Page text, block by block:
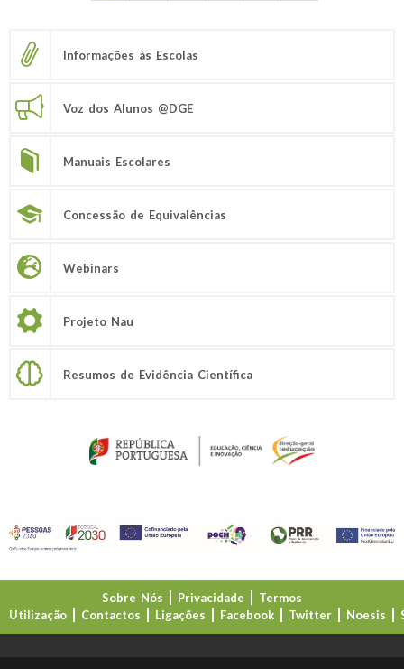
Informações às Escolas
Voz dos Alunos @DGE
Manuais Escolares
Concessão de Equivalências
Webinars
Projeto Nau
Resumos de Evidência Científica
Sobre Nós Privacidade
Termos
Utilização
Contactos Ligações Facebook Twitter Noesis